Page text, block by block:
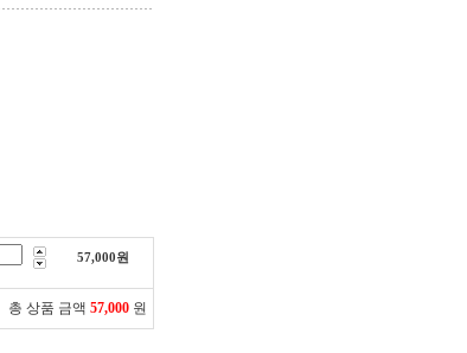
57,000원
총 상품 금액 57,000 원